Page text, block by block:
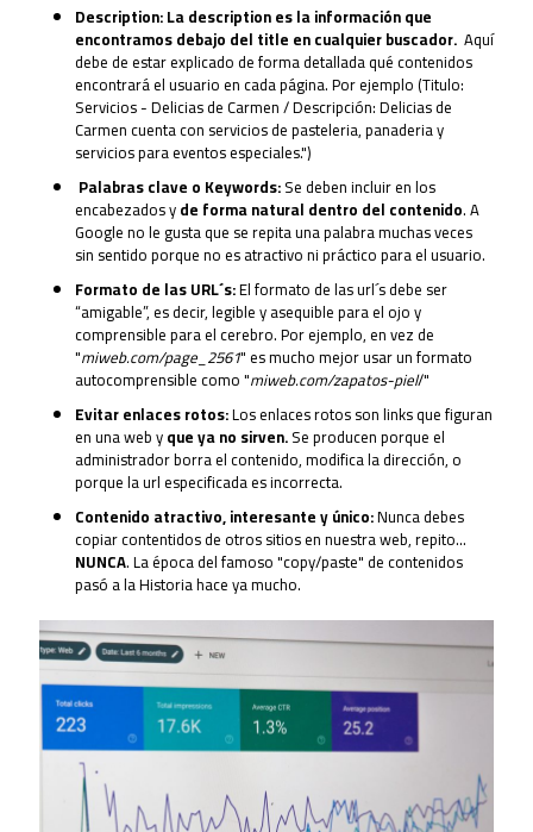
Description:La description es la información que
encontramos debajo del title en cualquier buscador. Aquí
debe de estar explicado de forma detallada qué contenidos
encontrará el usuario en cada página. Por ejemplo (Titulo:
Servicios - Delicias de Carmen / Descripción: Delicias de
Carmen cuenta con servicios de pasteleria, panaderia y
servicios para eventos especiales.")
Palabras clave o Keywords:Se deben incluir en los
encabezados yde forma natural dentro del contenido. A
Google no le gusta que se repita una palabra muchas veces
sin sentido porque no es atractivo ni práctico para el usuario.
Formato de las URL´s:El formato de las url´s debe ser
“amigable”, es decir, legible y asequible para el ojo y
comprensible para el cerebro. Por ejemplo, en vez de
"miweb.com/page_2561" es mucho mejor usar un formato
autocomprensible como "miweb.com/zapatos-piel/"
Evitar enlaces rotos:Los enlaces rotos son links que figuran
en una web yque ya no sirven.Se producen porque el
administrador borra el contenido, modifica la dirección, o
porque la url especificada es incorrecta.
Contenido atractivo, interesante y único:Nunca debes
copiar contentidos de otros sitios en nuestra web, repito...
NUNCA. La época del famoso "copy/paste" de contenidos
pasó a la Historia hace ya mucho.